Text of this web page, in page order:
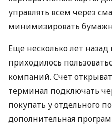
управлять всем через
минимизировать
Еще несколько лет
приходилось
компаний. Счет
терминал подключать
покупать у отдельного
дополнительная